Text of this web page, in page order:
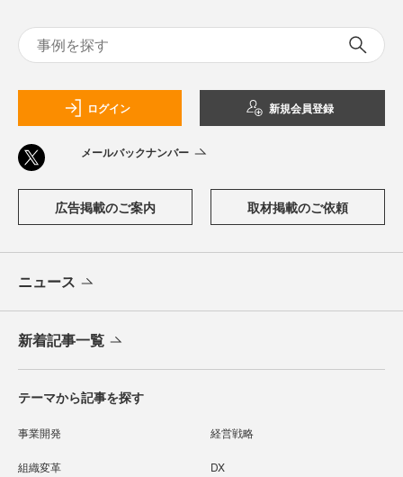
ログイン 新規会員登録
メールバックナンバー
広告掲載のご案内 取材掲載のご依頼
ニュース
新着記事一覧
テーマから記事を探す
事業開発 経営戦略
組織変革 DX